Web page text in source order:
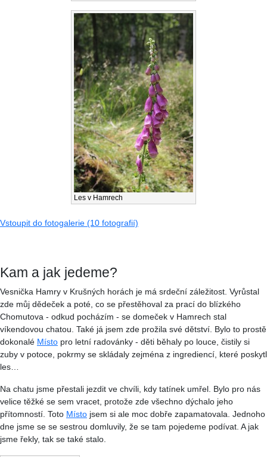
Les v Hamrech
Vstoupit do fotogalerie (10 fotografií)
Kam a jak jedeme?
Vesnička Hamry v Krušných horách je má srdeční záležitost. Vyrůstal
zde můj dědeček a poté, co se přestěhoval za prací do blízkého
Chomutova - odkud pocházím - se domeček v Hamrech stal
víkendovou chatou. Také já jsem zde prožila své dětství. Bylo to prostě
dokonalé Místo pro letní radovánky - děti běhaly po louce, čistily si
zuby v potoce, pokrmy se skládaly zejména z ingrediencí, které poskytl
les…
Na chatu jsme přestali jezdit ve chvíli, kdy tatínek umřel. Bylo pro nás
velice těžké se sem vracet, protože zde všechno dýchalo jeho
přítomností. Toto Místo jsem si ale moc dobře zapamatovala. Jednoho
dne jsme se se sestrou domluvily, že se tam pojedeme podívat. A jak
jsme řekly, tak se také stalo.